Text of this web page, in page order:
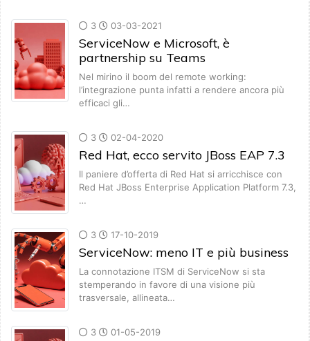
3 03-03-2021
ServiceNow e Microsoft, è
partnership su Teams
Nel mirino il boom del remote working:
l’integrazione punta infatti a rendere ancora più
efficaci gli…
3 02-04-2020
Red Hat, ecco servito JBoss EAP 7.3
Il paniere d’offerta di Red Hat si arricchisce con
Red Hat JBoss Enterprise Application Platform 7.3,
…
3 17-10-2019
ServiceNow: meno IT e più business
La connotazione ITSM di ServiceNow si sta
stemperando in favore di una visione più
trasversale, allineata…
3 01-05-2019